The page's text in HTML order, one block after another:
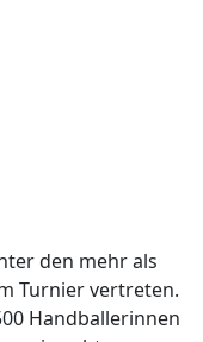
den mehr als
Turnier vertreten.
Handballerinnen